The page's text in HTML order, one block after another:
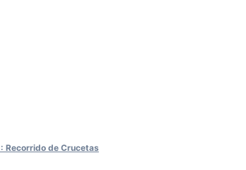
Recorrido de Crucetas